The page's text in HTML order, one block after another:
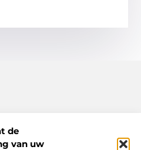
de
van uw
een rijker dagelijks leven.